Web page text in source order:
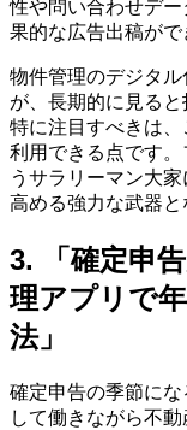
性や問い合わせデ
果的な広告出稿がで
物件管理のデジタ
が、長期的に見ると
特に注目すべきは
利用できる点です
うサラリーマン大
高める強力な武器と
3. 「確定申
理アプリで
法」
確定申告の季節に
して働きながら不